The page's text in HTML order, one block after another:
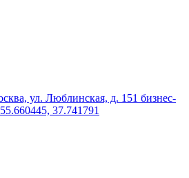
ул. Люблинская, д. 151 бизнес-
37.741791